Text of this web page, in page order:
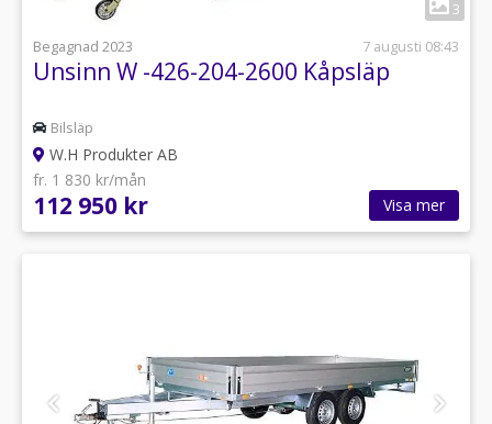
3
Begagnad 2023
7 augusti 08:43
Unsinn W -426-204-2600 Kåpsläp
Bilsläp
W.H Produkter AB
fr. 1 830 kr/mån
112 950 kr Visa mer